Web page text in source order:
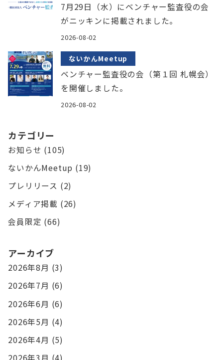
7月29日（水）にベンチャー監査役の会
がニッキンに掲載されました。
2026-08-02
ないかんMeetup
ベンチャー監査役の会（第１回 札幌会）
を開催しました。
2026-08-02
カテゴリー
お知らせ (105)
ないかんMeetup (19)
プレリリース (2)
メディア掲載 (26)
会員限定 (66)
アーカイブ
2026年8月 (3)
2026年7月 (6)
2026年6月 (6)
2026年5月 (4)
2026年4月 (5)
2026年3月 (4)